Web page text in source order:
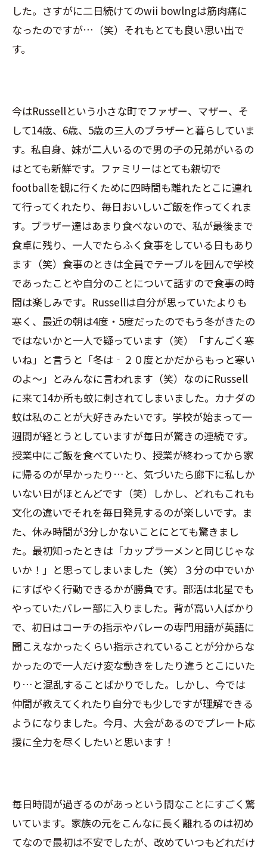
した。さすがに二日続けてのwii bowlngは筋肉痛に
なったのですが…（笑）それもとても良い思い出で
す。
今はRussellという小さな町でファザー、マザー、そ
して14歳、6歳、5歳の三人のブラザーと暮らしていま
す。私自身、妹が二人いるので男の子の兄弟がいるの
はとても新鮮です。ファミリーはとても親切で
footballを観に行くために四時間も離れたとこに連れ
て行ってくれたり、毎日おいしいご飯を作ってくれま
す。ブラザー達はあまり食べないので、私が最後まで
食卓に残り、一人でたらふく食事をしている日もあり
ます（笑）食事のときは全員でテーブルを囲んで学校
であったことや自分のことについて話すので食事の時
間は楽しみです。Russellは自分が思っていたよりも
寒く、最近の朝は4度・5度だったのでもう冬がきたの
ではないかと一人で疑っています（笑）「すんごく寒
いね」と言うと「冬は‐２０度とかだからもっと寒い
のよ～」とみんなに言われます（笑）なのにRussell
に来て14か所も蚊に刺されてしまいました。カナダの
蚊は私のことが大好きみたいです。学校が始まって一
週間が経とうとしていますが毎日が驚きの連続です。
授業中にご飯を食べていたり、授業が終わってから家
に帰るのが早かったり…と、気づいたら廊下に私しか
いない日がほとんどです（笑）しかし、どれもこれも
文化の違いでそれを毎日発見するのが楽しいです。ま
た、休み時間が3分しかないことにとても驚きまし
た。最初知ったときは「カップラーメンと同じじゃな
いか！」と思ってしまいました（笑）３分の中でいか
にすばやく行動できるかが勝負です。部活は北星でも
やっていたバレー部に入りました。背が高い人ばかり
で、初日はコーチの指示やバレーの専門用語が英語に
聞こえなかったくらい指示されていることが分からな
かったので一人だけ変な動きをしたり違うとこにいた
り…と混乱することばかりでした。しかし、今では
仲間が教えてくれたり自分でも少しですが理解できる
ようになりました。今月、大会があるのでプレート応
援に全力を尽くしたいと思います！
毎日時間が過ぎるのがあっという間なことにすごく驚
いています。家族の元をこんなに長く離れるのは初め
てなので最初は不安でしたが、改めていつもどれだけ